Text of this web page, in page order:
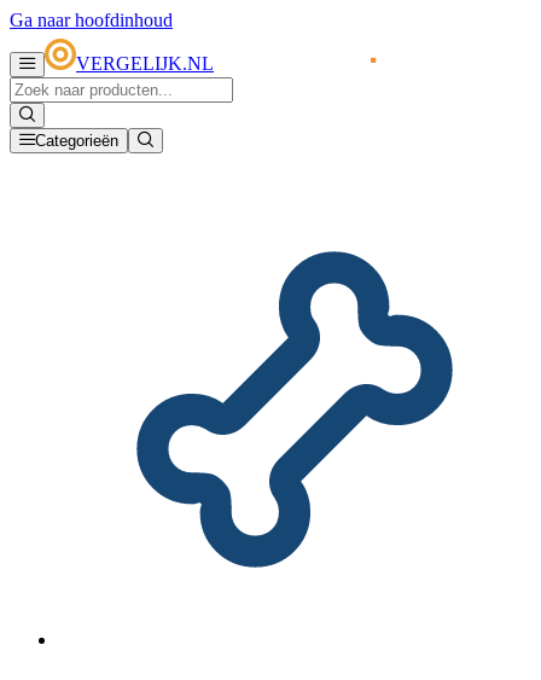
Ga naar hoofdinhoud
VERGELIJK.NL
Categorieën